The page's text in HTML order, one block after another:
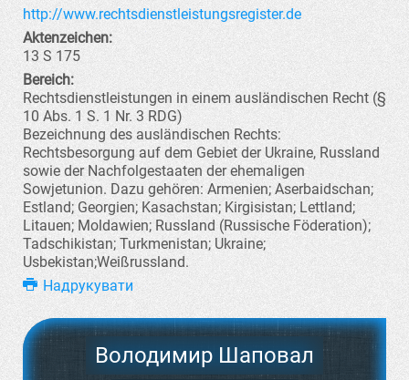
http://www.rechtsdienstleistungsregister.de
Aktenzeichen:
13 S 175
Bereich:
Rechtsdienstleistungen in einem ausländischen Recht (§
10 Abs. 1 S. 1 Nr. 3 RDG)
Bezeichnung des ausländischen Rechts:
Rechtsbesorgung auf dem Gebiet der Ukraine, Russland
sowie der Nachfolgestaaten der ehemaligen
Sowjetunion. Dazu gehören: Armenien; Aserbaidschan;
Estland; Georgien; Kasachstan; Kirgisistan; Lettland;
Litauen; Moldawien; Russland (Russische Föderation);
Tadschikistan; Turkmenistan; Ukraine;
Usbekistan;Weißrussland.
Надрукувати
Володимир Шаповал